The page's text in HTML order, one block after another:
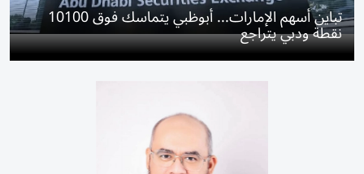
تباين أسهم الإمارات... أبوظبي يتماسك فوق 10100
نقطة ودبي يتراجع